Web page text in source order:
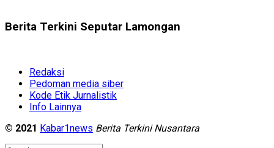
Berita Terkini Seputar Lamongan
Redaksi
Pedoman media siber
Kode Etik Jurnalistik
Info Lainnya
© 2021 Kabar1news Berita Terkini Nusantara